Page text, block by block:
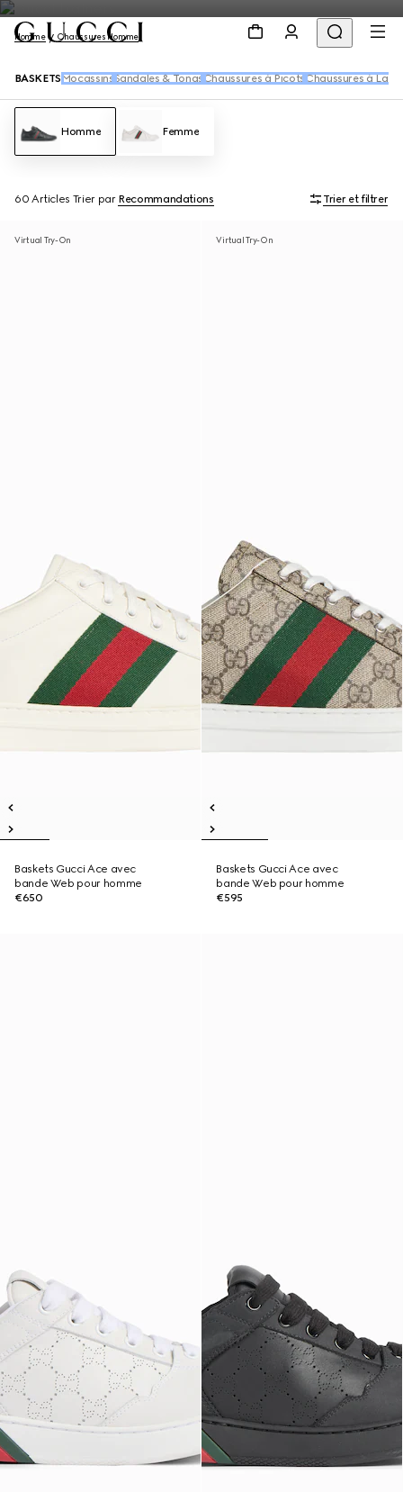
Homme Chaussures Homme
BASKETS Mocassins Sandales & Tongs Chaussures à Picots Chaussures à
Homme Femme
60 Articles Trier par Recommandations Trier et filtrer
Virtual Try-On
Baskets Gucci Ace avec
bande Web pour homme
€650
Virtual Try-On
Baskets Gucci Ace avec
bande Web pour homme
€595